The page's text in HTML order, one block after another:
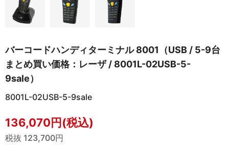
バーコードハンディターミナル 8001（USB / 5-9台
まとめ買い価格：レーザ / 8001L-02USB-5-
9sale）
8001L-02USB-5-9sale
136,070円(税込)
税抜 123,700円